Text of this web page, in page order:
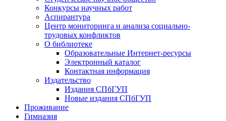
Конкурсы научных работ
Аспирантура
Центр мониторинга и анализа социально-
трудовых конфликтов
О библиотеке
Образовательные Интернет-ресурсы
Электронный каталог
Контактная информация
Издательство
Издания СПбГУП
Новые издания СПбГУП
Проживание
Гимназия